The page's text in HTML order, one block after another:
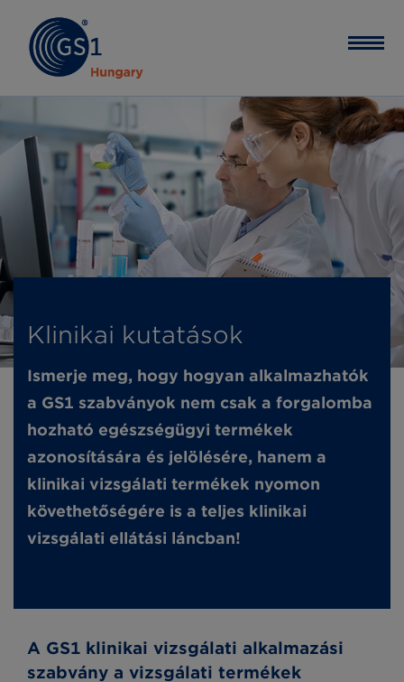
Klinikai kutatások
Ismerje meg, hogy hogyan alkalmazhatók
a GS1 szabványok nem csak a forgalomba
hozható egészségügyi termékek
azonosítására és jelölésére, hanem a
klinikai vizsgálati termékek nyomon
követhetőségére is a teljes klinikai
vizsgálati ellátási láncban!
A GS1 klinikai vizsgálati alkalmazási
szabvány a vizsgálati termékek